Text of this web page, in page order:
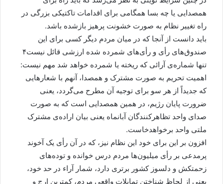
همصدایی یا چه بسا همگامی برای اقدامات تاکتیکی بزرگی در
راه تغییر نظام به صورت خشونت پرهیز بازشده باشد.
باید دانست از آنجا که در میان مردم دیگر کسی برای این
صندوق‌های رأی و رأی‌های شمرده شده ارزشی قائل نیست۴
تنها شماره‌ی آرائی که ریخته یا شمرده خواهد شد مهم نیست:
اهمیت تحریم به صورت مشترک و همصدا، آنهم با شعارهایی
که جدیداً از هر سو برای توجیه آن مطرح می‌گردد، یعنی
ضرورت پایان رژیم، در همین همصدایی است که به صورت
صدای واحد تظاهرکنندگان آبانماه یعنی بیان اراده‌ی مشترک
ملتی واحد برخواهدخاست.
افزون بر این برای خود این نظام نیز، که در آن رأی یک آخوند
پرمدعی بر رأی میلیون‌ها مردم درس خوانده و توده‌های
زحمتکش و دلسوز کشور برتری دارد، شمار آراء در حد خود،
یعنی از لحاظ شناختن تمایلات واقعی مردم، کمترین ارج و